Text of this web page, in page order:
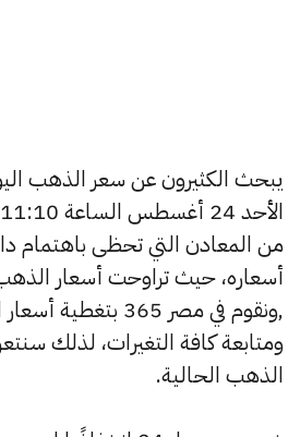
يبحث الكثيرون عن سعر الذهب
من المعادن التي تحظى باهتمام
أسعاره، حيث تراوحت أسعار الذهب
,ونقوم في مصر 365
ومتابعة كافة التغيرات، لذلك
الذهب الحالية.